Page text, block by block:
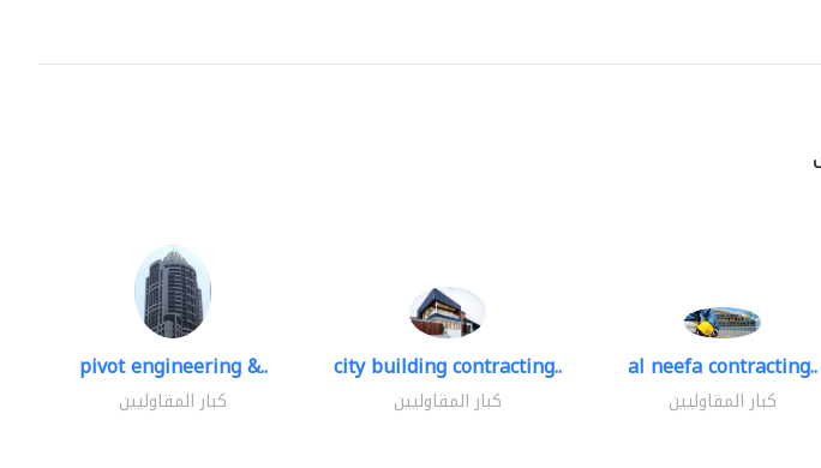
pivot engineering &..
كبار المقاوليين
city building contracting..
كبار المقاوليين
al neefa contracting..
كبار المقاوليين